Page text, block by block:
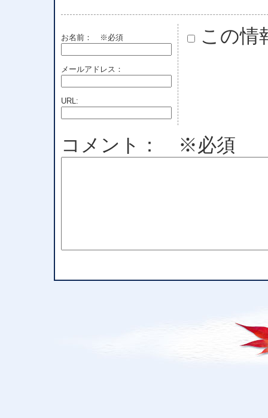
お名前： ※必須
メールアドレス：
URL:
この情
コメント： ※必須